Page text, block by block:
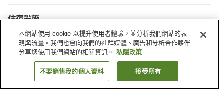
住宿設施
停車場
桑拿
水療/美容院
健身室/健身中心
日本 岐阜縣 下呂 下呂溫泉水明館
找客房
本網站使用 cookie 以提升使用者體驗，並分析我們網站的表
現與流量。我們也會向我們的社群媒體、廣告和分析合作夥伴
分享您使用我們網站的相關資訊。
私隱政策
不要銷售我的個人資料 接受所有